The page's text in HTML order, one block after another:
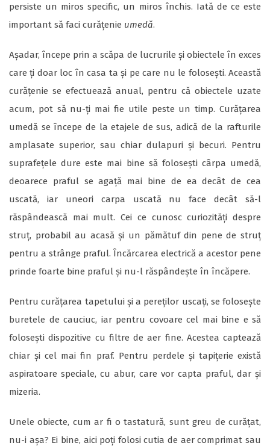
persiste un miros specific, un miros închis. Iată de ce este
important să faci curățenie umedă.
Așadar, începe prin a scăpa de lucrurile și obiectele în exces
care ți doar loc în casa ta și pe care nu le folosești. Această
curățenie se efectuează anual, pentru că obiectele uzate
acum, pot să nu-ți mai fie utile peste un timp. Curățarea
umedă se începe de la etajele de sus, adică de la rafturile
amplasate superior, sau chiar dulapuri și becuri. Pentru
suprafețele dure este mai bine să folosești cârpa umedă,
deoarece praful se agață mai bine de ea decât de cea
uscată, iar uneori carpa uscată nu face decât să-l
răspândească mai mult. Cei ce cunosc curiozități despre
struț, probabil au acasă și un pămătuf din pene de struț
pentru a strânge praful. Încărcarea electrică a acestor pene
prinde foarte bine praful și nu-l răspândește în încăpere.
Pentru curățarea tapetului și a pereților uscați, se folosește
buretele de cauciuc, iar pentru covoare cel mai bine e să
folosești dispozitive cu filtre de aer fine. Acestea captează
chiar și cel mai fin praf. Pentru perdele și tapițerie există
aspiratoare speciale, cu abur, care vor capta praful, dar și
mizeria.
Unele obiecte, cum ar fi o tastatură, sunt greu de curățat,
nu-i așa? Ei bine, aici poți folosi cutia de aer comprimat sau